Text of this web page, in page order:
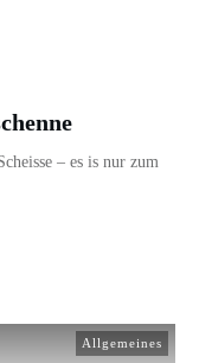
– es is nur zum
Allgemeines